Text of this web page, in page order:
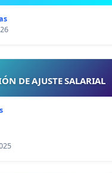
DE AJUSTE SALARIAL